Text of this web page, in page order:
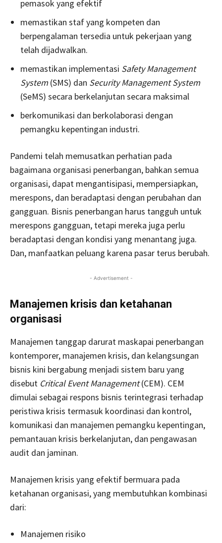
pemasok yang efektif
memastikan staf yang kompeten dan
berpengalaman tersedia untuk pekerjaan yang
telah dijadwalkan.
memastikan implementasi Safety Management
System (SMS) dan Security Management System
(SeMS) secara berkelanjutan secara maksimal
berkomunikasi dan berkolaborasi dengan
pemangku kepentingan industri.
Pandemi telah memusatkan perhatian pada
bagaimana organisasi penerbangan, bahkan semua
organisasi, dapat mengantisipasi, mempersiapkan,
merespons, dan beradaptasi dengan perubahan dan
gangguan. Bisnis penerbangan harus tangguh untuk
merespons gangguan, tetapi mereka juga perlu
beradaptasi dengan kondisi yang menantang juga.
Dan, manfaatkan peluang karena pasar terus berubah.
- Advertisement -
Manajemen krisis dan ketahanan
organisasi
Manajemen tanggap darurat maskapai penerbangan
kontemporer, manajemen krisis, dan kelangsungan
bisnis kini bergabung menjadi sistem baru yang
disebut Critical Event Management(CEM). CEM
dimulai sebagai respons bisnis terintegrasi terhadap
peristiwa krisis termasuk koordinasi dan kontrol,
komunikasi dan manajemen pemangku kepentingan,
pemantauan krisis berkelanjutan, dan pengawasan
audit dan jaminan.
Manajemen krisis yang efektif bermuara pada
ketahanan organisasi, yang membutuhkan kombinasi
dari:
Manajemen risiko